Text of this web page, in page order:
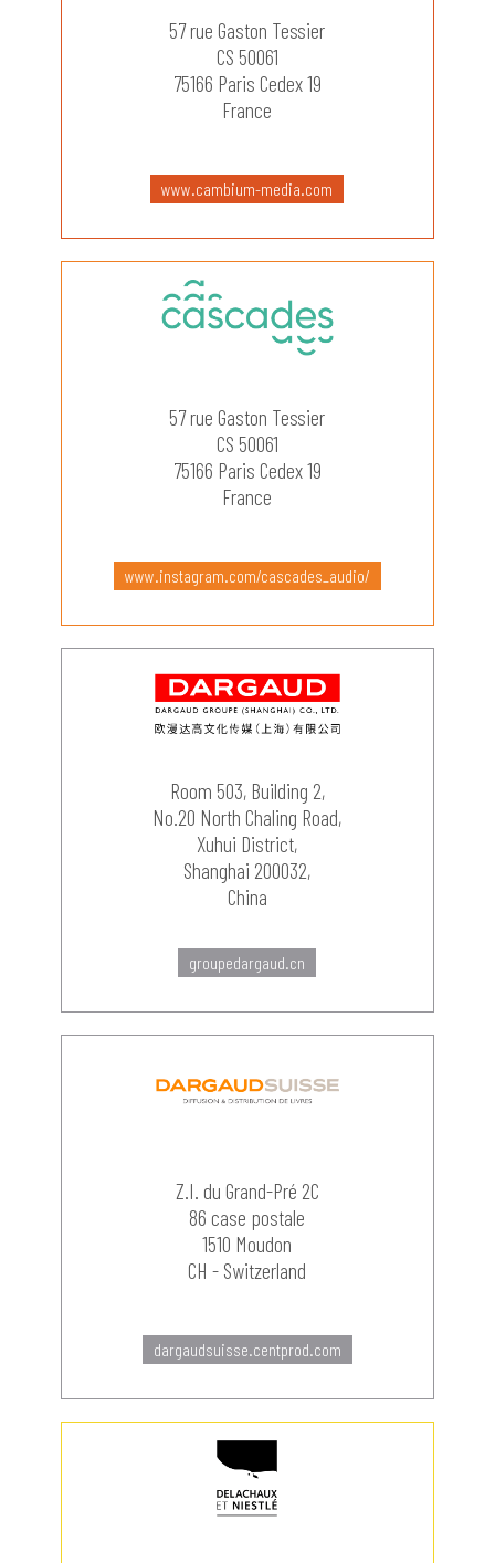
57 rue Gaston Tessier
CS 50061
75166 Paris Cedex 19
France
www.cambium-media.com
57 rue Gaston Tessier
CS 50061
75166 Paris Cedex 19
France
www.instagram.com/cascades_audio/
Room 503, Building 2,
No.20 North Chaling Road,
Xuhui District,
Shanghai 200032,
China
groupedargaud.cn
Z.I. du Grand-Pré 2C
86 case postale
1510 Moudon
CH - Switzerland
dargaudsuisse.centprod.com